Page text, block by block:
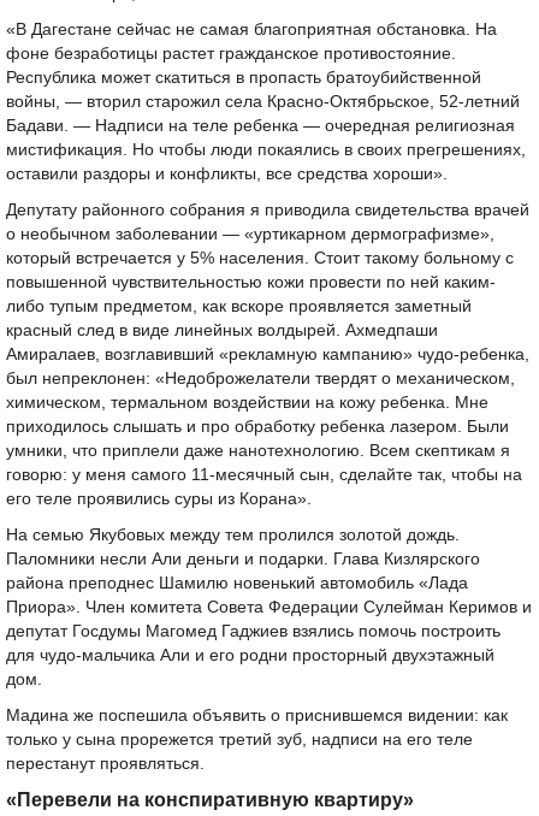
«В Дагестане сейчас не самая благоприятная обстановка. На
фоне безработицы растет гражданское противостояние.
Республика может скатиться в пропасть братоубийственной
войны, — вторил старожил села Красно-Октябрьское, 52-летний
Бадави. — Надписи на теле ребенка — очередная религиозная
мистификация. Но чтобы люди покаялись в своих прегрешениях,
оставили раздоры и конфликты, все средства хороши».
Депутату районного собрания я приводила свидетельства врачей
о необычном заболевании — «уртикарном дермографизме»,
который встречается у 5% населения. Стоит такому больному с
повышенной чувствительностью кожи провести по ней каким-
либо тупым предметом, как вскоре проявляется заметный
красный след в виде линейных волдырей. Ахмедпаши
Амиралаев, возглавивший «рекламную кампанию» чудо-ребенка,
был непреклонен: «Недоброжелатели твердят о механическом,
химическом, термальном воздействии на кожу ребенка. Мне
приходилось слышать и про обработку ребенка лазером. Были
умники, что приплели даже нанотехнологию. Всем скептикам я
говорю: у меня самого 11-месячный сын, сделайте так, чтобы на
его теле проявились суры из Корана».
На семью Якубовых между тем пролился золотой дождь.
Паломники несли Али деньги и подарки. Глава Кизлярского
района преподнес Шамилю новенький автомобиль «Лада
Приора». Член комитета Совета Федерации Сулейман Керимов и
депутат Госдумы Магомед Гаджиев взялись помочь построить
для чудо-мальчика Али и его родни просторный двухэтажный
дом.
Мадина же поспешила объявить о приснившемся видении: как
только у сына прорежется третий зуб, надписи на его теле
перестанут проявляться.
«Перевели на конспиративную квартиру»